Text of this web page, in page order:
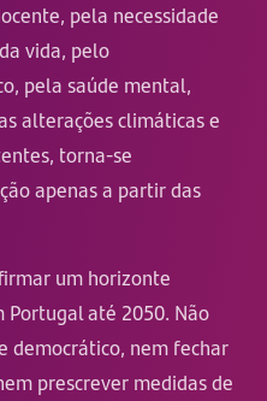
pela necessidade
vida, pelo
pela saúde mental,
alterações climáticas e
torna-se
apenas a partir das
um horizonte
Portugal até 2050. Não
democrático, nem fechar
prescrever medidas de